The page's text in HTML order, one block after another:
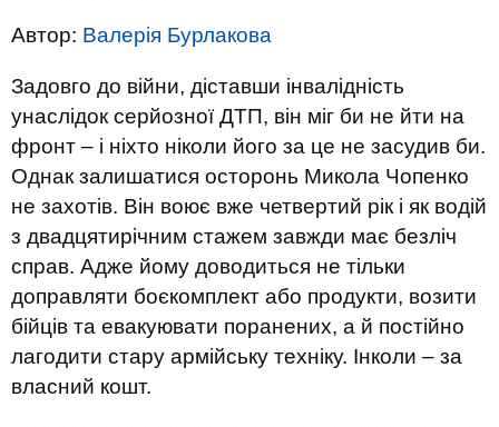
Автор: Валерія Бурлакова
Задовго до війни, діставши інвалідність
унаслідок серйозної ДТП, він міг би не йти на
фронт – і ніхто ніколи його за це не засудив би.
Однак залишатися осторонь Микола Чопенко
не захотів. Він воює вже четвертий рік і як водій
з двадцятирічним стажем завжди має безліч
справ. Адже йому доводиться не тільки
доправляти боєкомплект або продукти, возити
бійців та евакуювати поранених, а й постійно
лагодити стару армійську техніку. Інколи – за
власний кошт.